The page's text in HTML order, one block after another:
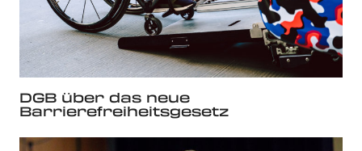
DGB über das neue
Barrierefreiheitsgesetz